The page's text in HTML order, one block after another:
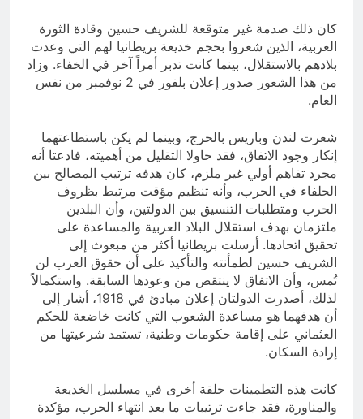
كان ذلك صدمة غير متوقعة للشريف حسين وقادة الثورة
العربية، الذين شعروا بحجم خديعة بريطانيا لهم التي وعدت
بلادهم بالاستقلال، بينما كانت تدبر أمراً آخر في الخفاء. وزاد
من هذا الشعور صدور إعلان بلفور في 2 نوفمبر من نفس
العام.
شعرت لندن وباريس بالحرج، وبينما لم يكن باستطاعتهما
إنكار وجود الاتفاق، فقد حاولا التقليل من أهميته، فادعتا أنه
مجرد تفاهم أولي غير ملزم، كان هدفه ترتيب المصالح بين
الحلفاء في الحرب، وأنه تنظيم مؤقت مرتبط بظروف
الحرب ومتطلبات التنسيق بين الدولتين، وأن البلدين
ملتزمان بهدف استقلال البلاد العربية والمساعدة على
تحقيق اتحادها. أرسلت بريطانيا أكثر من مبعوث إلى
الشريف حسين لطمأنته والتأكيد على أن حقوق العرب لن
تُمس، وأن الاتفاق لا ينتقص من وعودها السابقة. واستكمالاً
لذلك، أصدرت الدولتان إعلان مبادئ في 1918، أشار إلى
أن هدفهما هو مساعدة الشعوب التي كانت خاضعة للحكم
العثماني على إقامة حكومات وطنية، تستمد شرعيتها من
إرادة السكان.
كانت هذه التطمينات حلقة أخرى في مسلسل الخديعة
والمناورة، فقد جاءت ترتيبات ما بعد انتهاء الحرب، مؤكدة